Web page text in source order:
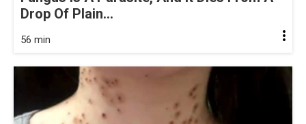
Drop Of Plain...
56 min